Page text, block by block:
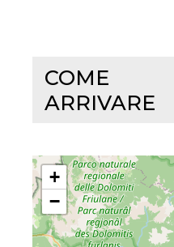
COME
ARRIVARE
+
−